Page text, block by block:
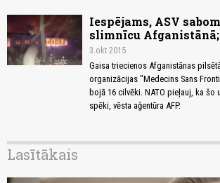
Iespējams, ASV
slimnīcu Afganistānā;
3.okt 2015
Gaisa triecienos Afganistānas
organizācijas "Medecins Sans
bojā 16 cilvēki. NATO pieļauj, ka šo
spēki, vēsta aģentūra AFP.
Lasītākais